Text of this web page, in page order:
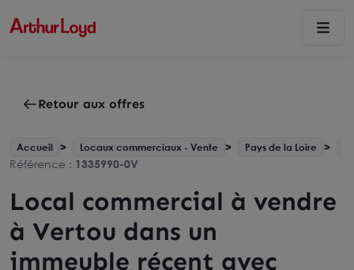
Retour aux offres
Accueil Locaux commerciaux - Vente Pays de la Loire
Référence : 1335990-0V
Local commercial à vendre
à Vertou dans un
immeuble récent avec